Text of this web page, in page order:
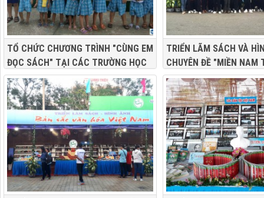
TỔ CHỨC CHƯƠNG TRÌNH "CÙNG EM
ĐỌC SÁCH" TẠI CÁC TRƯỜNG HỌC
TRIỂN LÃM SÁCH VÀ
CHUYÊN ĐỀ "MIỀN NAM
TIM NGƯỜI" PHỤC VỤ
LỊCH - ĐÊM HOA ĐĂNG
LẦN THỨ III NĂM 2019"